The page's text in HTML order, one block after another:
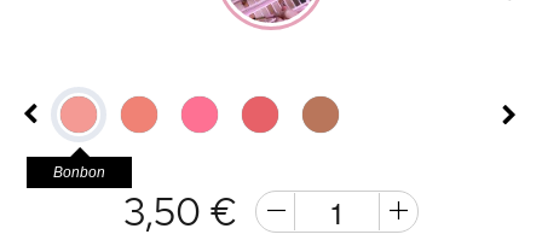
3,50 €
Bonbon